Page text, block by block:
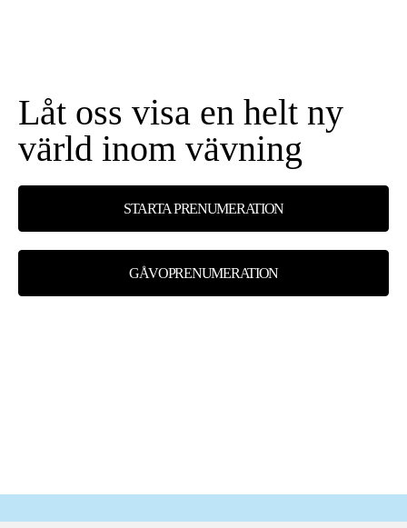
Låt oss visa en helt ny
värld inom vävning
STARTA PRENUMERATION
GÅVOPRENUMERATION